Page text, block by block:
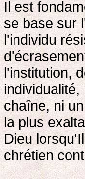
Il est
se base sur
l'individu
l'institution,
chaîne, ni
la plus
Dieu
chrétien